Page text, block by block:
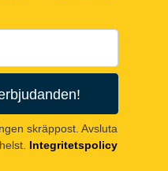
skräppost. Avsluta
Integritetspolicy